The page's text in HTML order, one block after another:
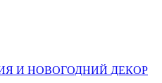
И НОВОГОДНИЙ ДЕКОР